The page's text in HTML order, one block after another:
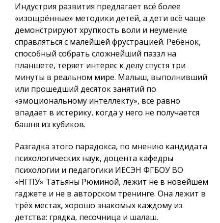
Индустрия развития предлагает всё более
«изощрённые» методики детей, а дети всё чаще
демонстрируют хрупкость воли и неумение
справляться с малейшей фрустрацией. Ребёнок,
способный собрать сложнейший паззл на
планшете, теряет интерес к делу спустя три
минуты в реальном мире. Малыш, выполнивший
или прошедший десяток занятий по
«эмоциональному интеллекту», всё равно
впадает в истерику, когда у него не получается
башня из кубиков.
Разгадка этого парадокса, по мнению кандидата
психологических наук, доцента кафедры
психологии и педагогики ИЕСЭН ФГБОУ ВО
«НГПУ» Татьяны Рюминой, лежит не в новейшем
гаджете и не в авторском тренинге. Она лежит в
трёх местах, хорошо знакомых каждому из
детства: грядка, песочница и шалаш.